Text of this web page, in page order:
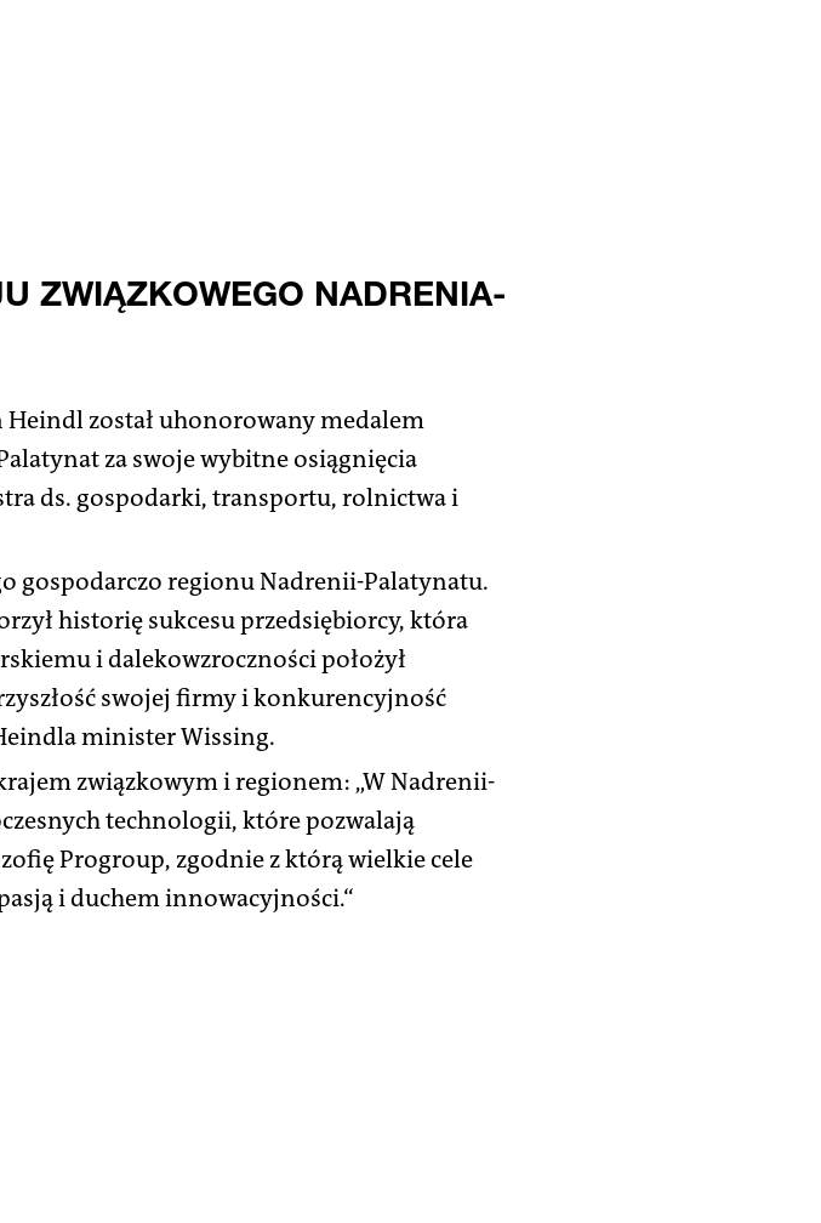
ZWIĄZKOWEGO NADRENIA-
Heindl został uhonorowany medalem
za swoje wybitne osiągnięcia
ds. gospodarki, transportu, rolnictwa i
gospodarczo regionu Nadrenii-Palatynatu.
historię sukcesu przedsiębiorcy, która
i dalekowzroczności położył
swojej firmy i konkurencyjność
minister Wissing.
związkowym i regionem: „W Nadrenii-
technologii, które pozwalają
Progroup, zgodnie z którą wielkie cele
i duchem innowacyjności.“